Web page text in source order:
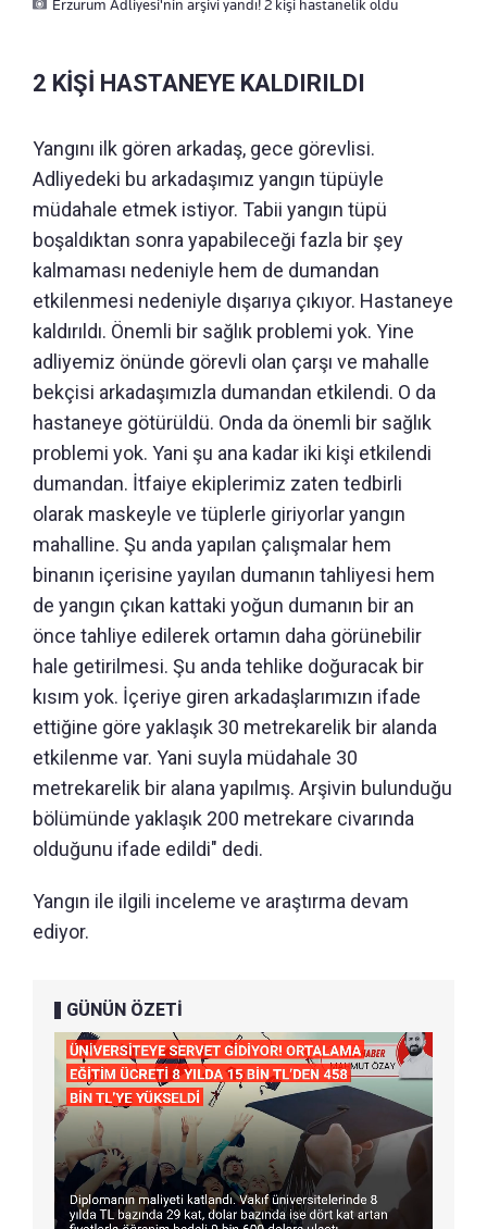
Erzurum Adliyesi'nin arşivi yandı! 2 kişi hastanelik oldu
2 KİŞİ HASTANEYE KALDIRILDI
Yangını ilk gören arkadaş, gece görevlisi.
Adliyedeki bu arkadaşımız yangın tüpüyle
müdahale etmek istiyor. Tabii yangın tüpü
boşaldıktan sonra yapabileceği fazla bir şey
kalmaması nedeniyle hem de dumandan
etkilenmesi nedeniyle dışarıya çıkıyor. Hastaneye
kaldırıldı. Önemli bir sağlık problemi yok. Yine
adliyemiz önünde görevli olan çarşı ve mahalle
bekçisi arkadaşımızla dumandan etkilendi. O da
hastaneye götürüldü. Onda da önemli bir sağlık
problemi yok. Yani şu ana kadar iki kişi etkilendi
dumandan. İtfaiye ekiplerimiz zaten tedbirli
olarak maskeyle ve tüplerle giriyorlar yangın
mahalline. Şu anda yapılan çalışmalar hem
binanın içerisine yayılan dumanın tahliyesi hem
de yangın çıkan kattaki yoğun dumanın bir an
önce tahliye edilerek ortamın daha görünebilir
hale getirilmesi. Şu anda tehlike doğuracak bir
kısım yok. İçeriye giren arkadaşlarımızın ifade
ettiğine göre yaklaşık 30 metrekarelik bir alanda
etkilenme var. Yani suyla müdahale 30
metrekarelik bir alana yapılmış. Arşivin bulunduğu
bölümünde yaklaşık 200 metrekare civarında
olduğunu ifade edildi" dedi.
Yangın ile ilgili inceleme ve araştırma devam
ediyor.
GÜNÜN ÖZETİ